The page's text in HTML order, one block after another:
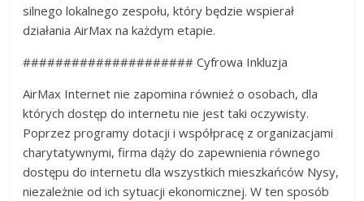
silnego lokalnego zespołu, który będzie wspierał
działania AirMax na każdym etapie.
##################### Cyfrowa Inkluzja
AirMax Internet nie zapomina również o osobach, dla
których dostęp do internetu nie jest taki oczywisty.
Poprzez programy dotacji i współpracę z organizacjami
charytatywnymi, firma dąży do zapewnienia równego
dostępu do internetu dla wszystkich mieszkańców Nysy,
niezależnie od ich sytuacji ekonomicznej. W ten sposób